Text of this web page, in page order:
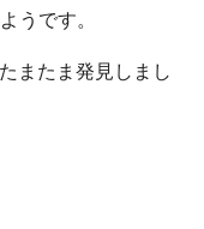
うです。
またま発見しまし